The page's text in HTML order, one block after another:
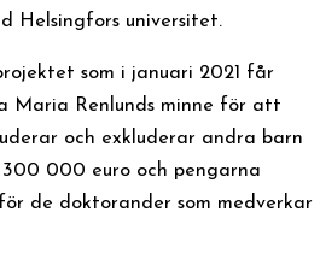
Helsingfors universitet.
som i januari 2021 får
Maria Renlunds minne för att
och exkluderar andra barn
000 euro och pengarna
de doktorander som medverkar